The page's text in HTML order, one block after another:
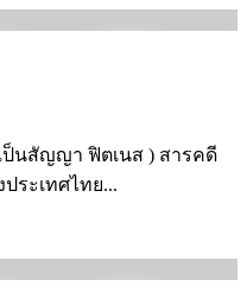
นสัญญา ฟิตเนส ) สารคดี
ระเทศไทย...